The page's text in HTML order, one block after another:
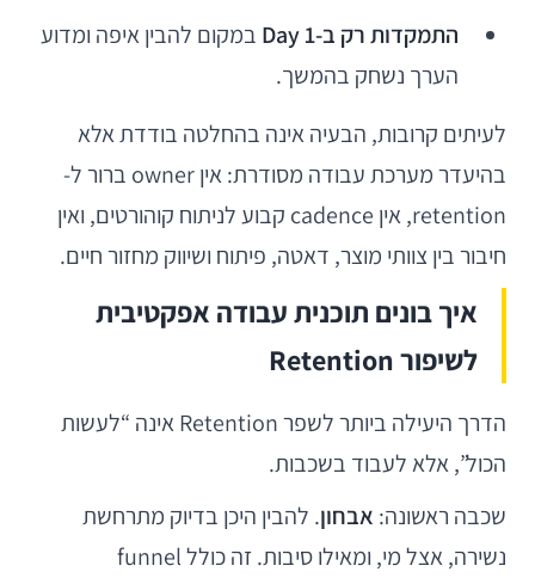
התמקדות רק ב-Day 1
במקום להבין איפה ומדוע
הערך נשחק בהמשך.
לעיתים קרובות, הבעיה אינה בהחלטה בודדת אלא
בהיעדר מערכת עבודה מסודרת: אין owner ברור ל-
retention, אין cadence קבוע לניתוח קוהורטים, ואין
חיבור בין צוותי מוצר, דאטה, פיתוח ושיווק מחזור חיים.
איך בונים תוכנית עבודה אפקטיבית
לשיפור Retention
הדרך היעילה ביותר לשפר Retention אינה “לעשות
הכול”, אלא לעבוד בשכבות.
שכבה ראשונה: אבחון. להבין היכן בדיוק מתרחשת
נשירה, אצל מי, ומאילו סיבות. זה כולל funnel